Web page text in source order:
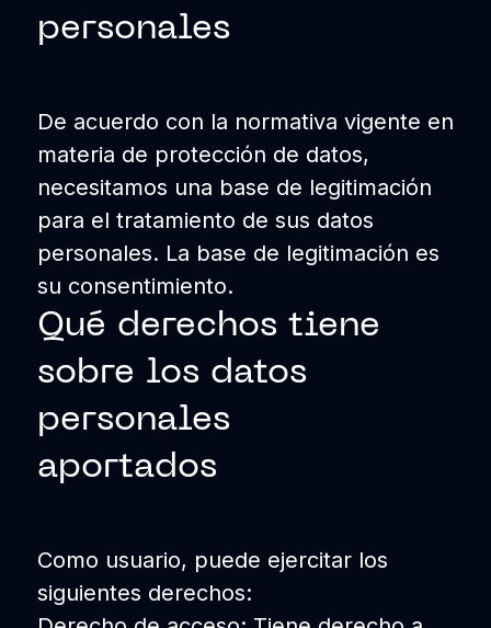
personales
De acuerdo con la normativa vigente en
materia de protección de datos,
necesitamos una base de legitimación
para el tratamiento de sus datos
personales. La base de legitimación es
su consentimiento.
Qué derechos tiene
sobre los datos
personales
aportados
Como usuario, puede ejercitar los
siguientes derechos: